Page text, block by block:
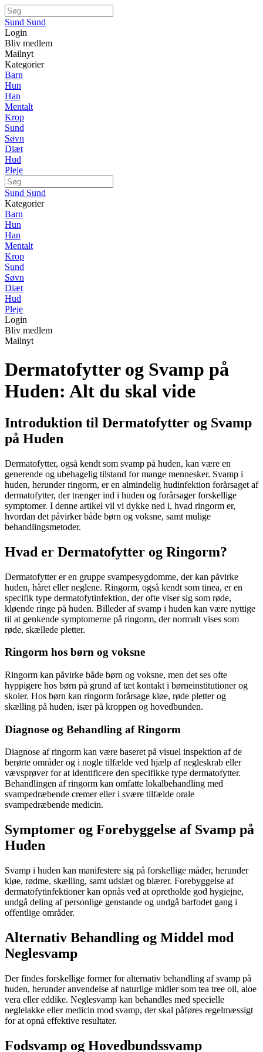
Sund Sund
Login
Bliv medlem
Mailnyt
Kategorier
Barn
Hun
Han
Mentalt
Krop
Sund
Søvn
Diæt
Hud
Pleje
Sund Sund
Kategorier
Barn
Hun
Han
Mentalt
Krop
Sund
Søvn
Diæt
Hud
Pleje
Login
Bliv medlem
Mailnyt
Dermatofytter og Svamp på
Huden: Alt du skal vide
Introduktion til Dermatofytter og Svamp
på Huden
Dermatofytter, også kendt som svamp på huden, kan være en
generende og ubehagelig tilstand for mange mennesker. Svamp i
huden, herunder ringorm, er en almindelig hudinfektion forårsaget af
dermatofytter, der trænger ind i huden og forårsager forskellige
symptomer. I denne artikel vil vi dykke ned i, hvad ringorm er,
hvordan det påvirker både børn og voksne, samt mulige
behandlingsmetoder.
Hvad er Dermatofytter og Ringorm?
Dermatofytter er en gruppe svampesygdomme, der kan påvirke
huden, håret eller neglene. Ringorm, også kendt som tinea, er en
specifik type dermatofytinfektion, der ofte viser sig som røde,
kløende ringe på huden. Billeder af svamp i huden kan være nyttige
til at genkende symptomerne på ringorm, der normalt vises som
røde, skællede pletter.
Ringorm hos børn og voksne
Ringorm kan påvirke både børn og voksne, men det ses ofte
hyppigere hos børn på grund af tæt kontakt i børneinstitutioner og
skoler. Hos børn kan ringorm forårsage kløe, røde pletter og
skælling på huden, især på kroppen og hovedbunden.
Diagnose og Behandling af Ringorm
Diagnose af ringorm kan være baseret på visuel inspektion af de
berørte områder og i nogle tilfælde ved hjælp af negleskrab eller
vævsprøver for at identificere den specifikke type dermatofytter.
Behandlingen af ringorm kan omfatte lokalbehandling med
svampedræbende cremer eller i svære tilfælde orale
svampedræbende medicin.
Symptomer og Forebyggelse af Svamp på
Huden
Svamp i huden kan manifestere sig på forskellige måder, herunder
kløe, rødme, skælling, samt udslæt og blærer. Forebyggelse af
dermatofytinfektioner kan opnås ved at opretholde god hygiejne,
undgå deling af personlige genstande og undgå barfodet gang i
offentlige områder.
Alternativ Behandling og Middel mod
Neglesvamp
Der findes forskellige former for alternativ behandling af svamp på
huden, herunder anvendelse af naturlige midler som tea tree oil, aloe
vera eller eddike. Neglesvamp kan behandles med specielle
neglelakke eller medicin mod svamp, der skal påføres regelmæssigt
for at opnå effektive resultater.
Fodsvamp og Hovedbundssvamp